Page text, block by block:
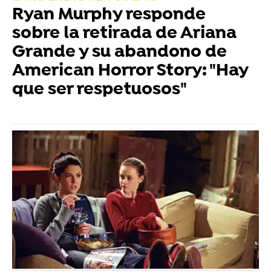
Ryan Murphy responde
sobre la retirada de Ariana
Grande y su abandono de
American Horror Story: "Hay
que ser respetuosos"